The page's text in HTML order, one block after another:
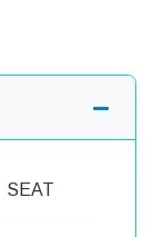
SEAT